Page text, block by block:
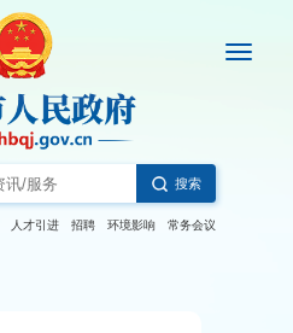
搜索
人才引进 招聘 环境影响 常务会议